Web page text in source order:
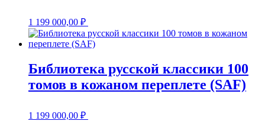
1 199 000,00 ₽
Библиотека русской классики 100
томов в кожаном переплете (SAF)
1 199 000,00 ₽